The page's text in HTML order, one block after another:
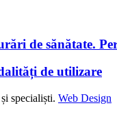
de sănătate.
de utilizare
specialiști. Web Design